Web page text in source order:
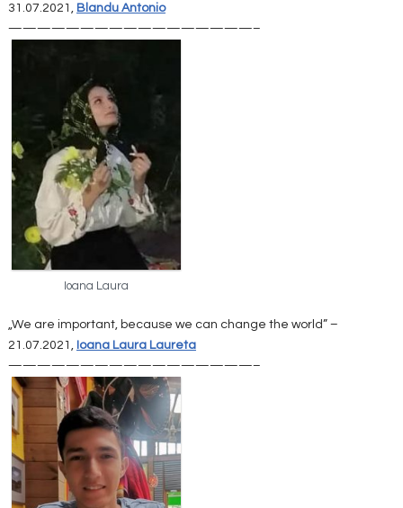
31.07.2021, Blandu Antonio
—————————————————–
Ioana Laura
„We are important, because we can change the world” –
21.07.2021, Ioana Laura Laureta
—————————————————–